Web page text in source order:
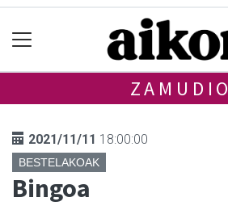
ZAMUDIO
2021/11/11 18:00:00
BESTELAKOAK
Bingoa